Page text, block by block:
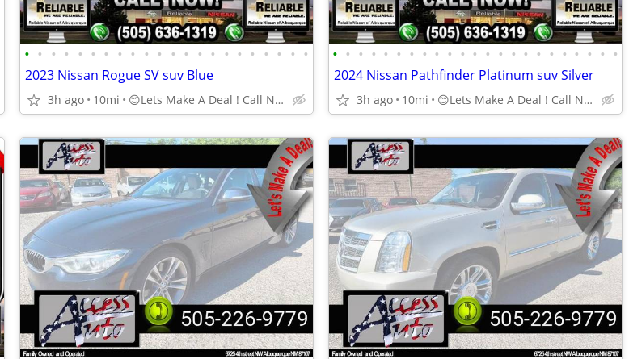
• • • • • • • • • • • • • • • • • • • • • •
2023 Nissan Rogue SV suv Blue
3h ago 10mi 😊️Lets Make A Deal ! Call Now
• • • • • • • • • • • • • • • • • • • • • • •
2024 Nissan Pathfinder Platinum suv Silver
3h ago 10mi 😊️Lets Make A Deal ! Call Now